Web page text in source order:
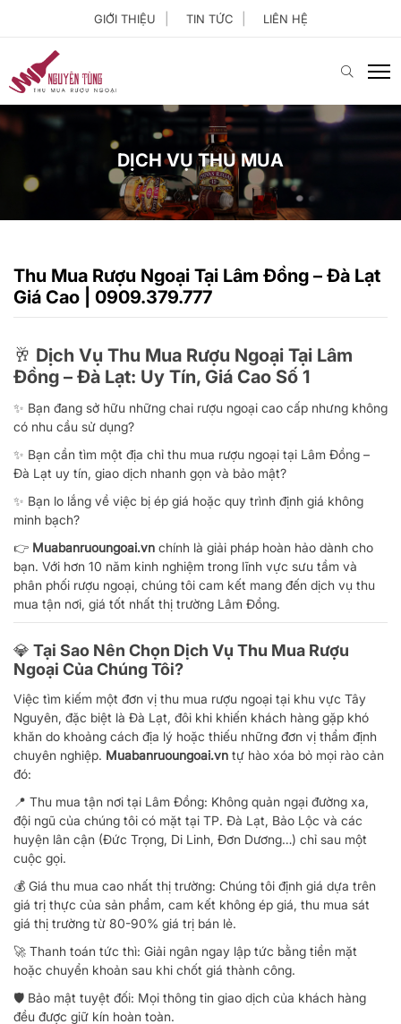
GIỚI THIỆU TIN TỨC LIÊN HỆ
DỊCH VỤ THU MUA
Thu Mua Rượu Ngoại Tại Lâm Đồng – Đà Lạt
Giá Cao | 0909.379.777
🥂 Dịch Vụ Thu Mua Rượu Ngoại Tại Lâm
Đồng – Đà Lạt: Uy Tín, Giá Cao Số 1
✨ Bạn đang sở hữu những chai rượu ngoại cao cấp nhưng không
có nhu cầu sử dụng?
✨ Bạn cần tìm một địa chỉ thu mua rượu ngoại tại Lâm Đồng –
Đà Lạt uy tín, giao dịch nhanh gọn và bảo mật?
✨ Bạn lo lắng về việc bị ép giá hoặc quy trình định giá không
minh bạch?
👉 Muabanruoungoai.vn chính là giải pháp hoàn hảo dành cho
bạn. Với hơn 10 năm kinh nghiệm trong lĩnh vực sưu tầm và
phân phối rượu ngoại, chúng tôi cam kết mang đến dịch vụ thu
mua tận nơi, giá tốt nhất thị trường Lâm Đồng.
💎 Tại Sao Nên Chọn Dịch Vụ Thu Mua Rượu
Ngoại Của Chúng Tôi?
Việc tìm kiếm một đơn vị thu mua rượu ngoại tại khu vực Tây
Nguyên, đặc biệt là Đà Lạt, đôi khi khiến khách hàng gặp khó
khăn do khoảng cách địa lý hoặc thiếu những đơn vị thẩm định
chuyên nghiệp. Muabanruoungoai.vn tự hào xóa bỏ mọi rào cản
đó:
📍 Thu mua tận nơi tại Lâm Đồng: Không quản ngại đường xa,
đội ngũ của chúng tôi có mặt tại TP. Đà Lạt, Bảo Lộc và các
huyện lân cận (Đức Trọng, Di Linh, Đơn Dương…) chỉ sau một
cuộc gọi.
💰 Giá thu mua cao nhất thị trường: Chúng tôi định giá dựa trên
giá trị thực của sản phẩm, cam kết không ép giá, thu mua sát
giá thị trường từ 80-90% giá trị bán lẻ.
🚀 Thanh toán tức thì: Giải ngân ngay lập tức bằng tiền mặt
hoặc chuyển khoản sau khi chốt giá thành công.
🛡️ Bảo mật tuyệt đối: Mọi thông tin giao dịch của khách hàng
đều được giữ kín hoàn toàn.